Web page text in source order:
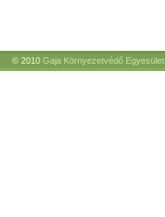
© 2010 Gaja Környezetvédő Egyesület